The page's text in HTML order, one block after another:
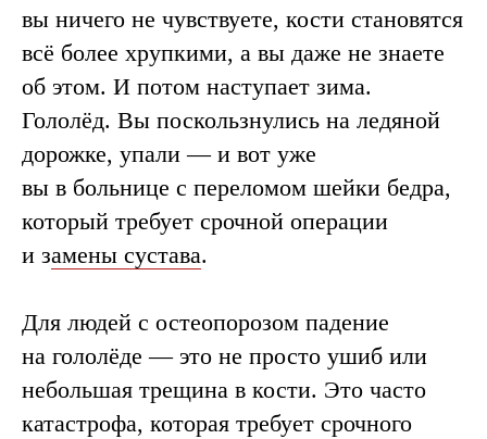
вы ничего не чувствуете, кости становятся
всё более хрупкими, а вы даже не знаете
об этом. И потом наступает зима.
Гололёд. Вы поскользнулись на ледяной
дорожке, упали — и вот уже
вы в больнице с переломом шейки бедра,
который требует срочной операции
и замены сустава.
Для людей с остеопорозом падение
на гололёде — это не просто ушиб или
небольшая трещина в кости. Это часто
катастрофа, которая требует срочного